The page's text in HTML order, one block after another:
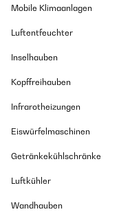
Mobile Klimaanlagen
Luftentfeuchter
Inselhauben
Kopffreihauben
Infrarotheizungen
Eiswürfelmaschinen
Getränkekühlschränke
Luftkühler
Wandhauben